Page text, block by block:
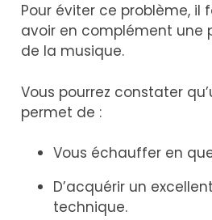
Pour éviter ce problème, il
avoir en complément une
de la musique.
Vous pourrez constater
permet de :
Vous échauffer en
D’acquérir un
technique.